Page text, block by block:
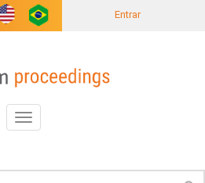
Entrar
Toggle
navigation